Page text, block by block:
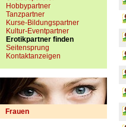
Hobbypartner
Tanzpartner
Kurse-Bildungspartner
Kultur-Eventpartner
Erotikpartner finden
Seitensprung
Kontaktanzeigen
Frauen